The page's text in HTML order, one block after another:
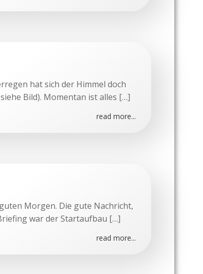
hat sich der Himmel doch
Bild). Momentan ist alles […]
read more...
Morgen. Die gute Nachricht,
war der Startaufbau […]
read more...